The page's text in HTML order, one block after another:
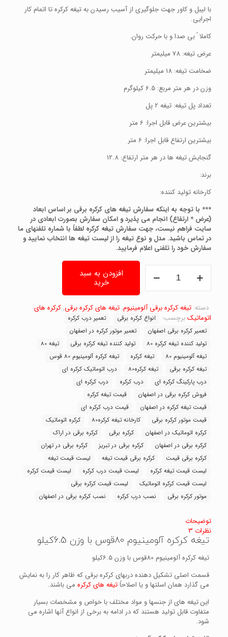
با لیبل و کاور جهت جلوگیری از آسیب رسیدن به تیغه کرکره تا اتمام کار
اجرایی.
کاملا ً بی صدا و با حرکت روان.
عرض تیغه: 78 میلیمتر
ضخامت تیغه: 18 میلیمتر
وزن در هر متر مربع: 6.5 کیلوگرم
تعداد پل تیغه: تیغه 2 پل
بیشترین عرض قابل اجرا: 6 متر
بیشترین ارتفاع قابل اجرا: 6 متر
گنجایش تیغه ها در هر متر ارتفاع: 12.8
برند:
کارخانه تولید کننده:
*** با توجه به اینکه سفارش تیغه های کرکره برقی بر اساس ابعاد
(عرض * ارتفاع) انجام می پذیرد و امکان سفارش بصورت ابعادی در
سایت فراهم نیست، جهت سفارش تیغه کرکره لطفاً با شماره تلفنهای ما
در تماس باشید. مدل و نوع تیغه را از لیست تیغه ها انتخاب نمایید و
سفارش خود را تلفنی اعلام فرمایید.
کرکره
با
وزن
6.5کیلو
افزودن به سبد
خرید
دسته: تیغه کرکره برقی آلومینیوم,تیغه های کرکره برقی,کرکره های
اتوماتیکبرچسب: انواع کرکره برقی
تعمیر درب کرکره
تعمیر کرکره برقی اصفهان
تعمیر موتور کرکره در اصفهان
تولید کننده تیغه کرکره 80
تولید کننده تیغه کرکره برقی
تیغه 80
تیغه آلومینیوم 80
تیغه کرکره
تیغه کرکره آلومینیوم 80 قوس
تیغه کرکره برقی
تیغه کرکره80
درب اتوماتیک کرکره ای
درب پارکینگ کرکره ای
درب کرکره
درب کرکره ای
فروش کرکره برقی در اصفهان
قیمت تیغه کرکره
قیمت تیغه کرکره در اصفهان
قیمت درب کرکره ای
قیمت موتور کرکره برقی
کارخانه تیغه کرکره80
کرکره اتوماتیک
کرکره اتوماتیک در اصفهان
کرکره برقی
کرکره برقی در اراک
کرکره برقی در اصفهان
کرکره برقی در تبریز
کرکره برقی در تهران
کرکره برقی قیمت
کرکره برقی قیمت تیغه
لیست قیمت تیغه
لیست قیمت تیغه کرکره
لیست قیمت درب کرکره
لیست قیمت کرکره
لیست قیمت کرکره اتوماتیک
لیست قیمت کرکره برقی
موتور کرکره برقی
نصب درب کرکره نصب کرکره برقی در اصفهان
توضیحات
نظرات 3
تیغه کرکره آلومینیوم 80قوس با وزن 6.5کیلو
تیغه کرکره آلومینیوم 80قوس با وزن 6.5کیلو
قسمت اصلی تشکیل دهنده دربهای کرکره برقی که ظاهر کار را به نمایش
می گذارد همان اسلتها و یا اصلاحاًتیغه های کرکرهمی باشند.
این تیغه های از جنسها و مواد مختلف با خواص و مشخصات بسیار
متفاوت قابل تولید هستند که در ادامه به برخی از انواع آنها اشاره می
شود.